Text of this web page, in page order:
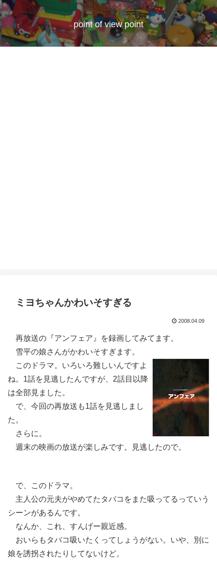
point of view point
ミヨちゃんかわいそすぎる
2008.04.09
再放送の『アンフェア』を録画してみてます。
雪平の娘さんがかわいそすぎます。
このドラマ。いろいろ難しいんですよ
ね。1話を見逃したんですが、2話目以降
は全部見ました。
で、今回の再放送も1話を見逃しまし
た。
さらに。
週末の映画の放送が楽しみです。見逃したので。
で、このドラマ。
主人公の元夫がやめてたタバコをまた吸ってるっていう
シーンがあるんです。
なんか、これ、すんげー親近感。
おいらもタバコ吸いたくってしょうがない。いや、別に
娘を誘拐されたりしてないけど。